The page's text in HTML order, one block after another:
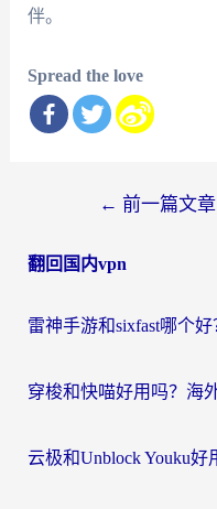
伴。
Spread the love
导
← 前一篇文章
翻回国内vpn